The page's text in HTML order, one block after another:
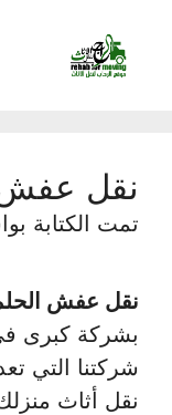
المحتوى
نقل عفش
تمت الكتابة
نقل عفش
بشركة كبرى
شركتنا التي
نقل أثاث